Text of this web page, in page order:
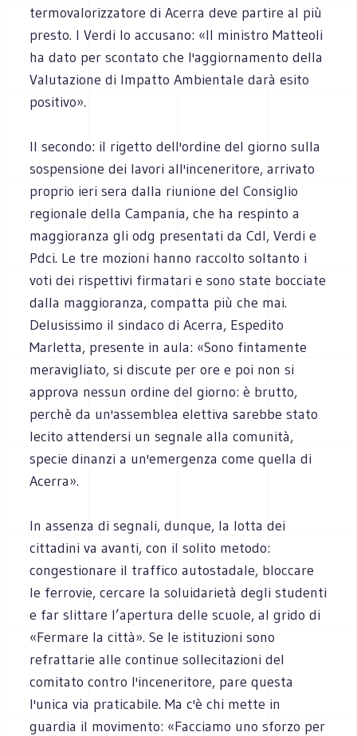
termovalorizzatore di Acerra deve partire al più
presto. I Verdi lo accusano: «Il ministro Matteoli
ha dato per scontato che l'aggiornamento della
Valutazione di Impatto Ambientale darà esito
positivo».
Il secondo: il rigetto dell'ordine del giorno sulla
sospensione dei lavori all'inceneritore, arrivato
proprio ieri sera dalla riunione del Consiglio
regionale della Campania, che ha respinto a
maggioranza gli odg presentati da Cdl, Verdi e
Pdci. Le tre mozioni hanno raccolto soltanto i
voti dei rispettivi firmatari e sono state bocciate
dalla maggioranza, compatta più che mai.
Delusissimo il sindaco di Acerra, Espedito
Marletta, presente in aula: «Sono fintamente
meravigliato, si discute per ore e poi non si
approva nessun ordine del giorno: è brutto,
perchè da un'assemblea elettiva sarebbe stato
lecito attendersi un segnale alla comunità,
specie dinanzi a un'emergenza come quella di
Acerra».
In assenza di segnali, dunque, la lotta dei
cittadini va avanti, con il solito metodo:
congestionare il traffico autostadale, bloccare
le ferrovie, cercare la soluidarietà degli studenti
e far slittare l’apertura delle scuole, al grido di
«Fermare la città». Se le istituzioni sono
refrattarie alle continue sollecitazioni del
comitato contro l'inceneritore, pare questa
l'unica via praticabile. Ma c'è chi mette in
guardia il movimento: «Facciamo uno sforzo per